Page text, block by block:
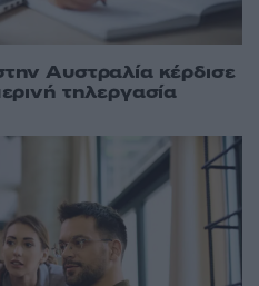
Αυστραλία κέρδισε
τηλεργασία